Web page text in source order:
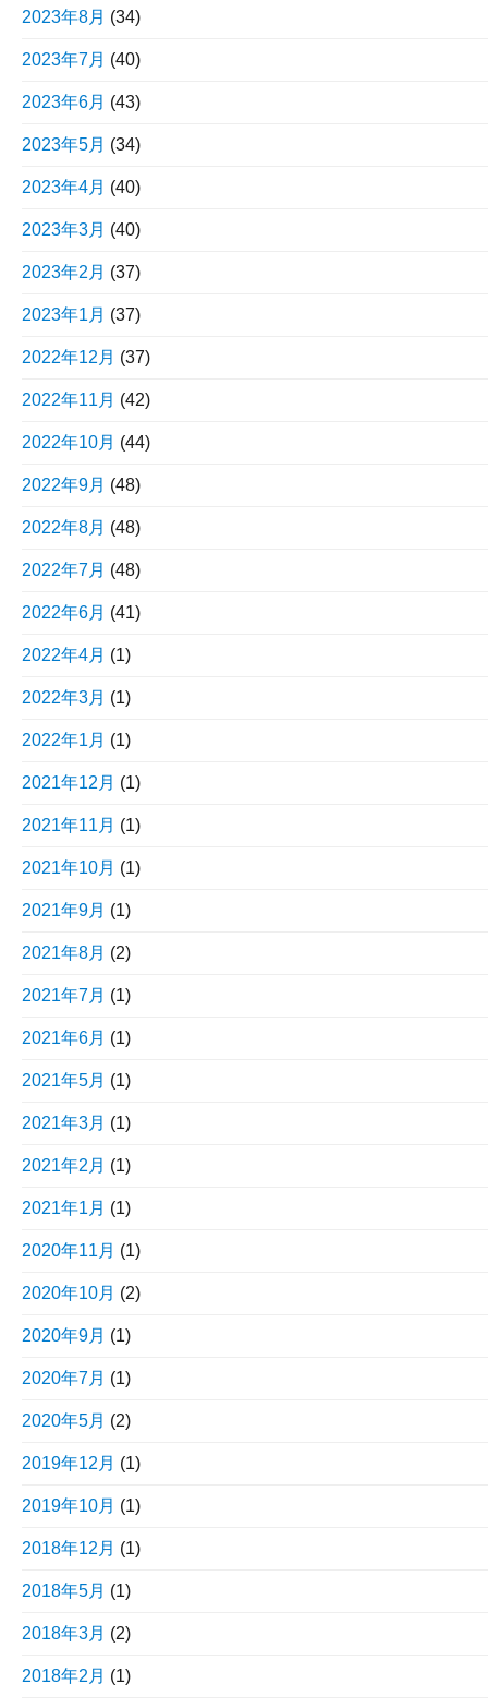
2023年8月 (34)
2023年7月 (40)
2023年6月 (43)
2023年5月 (34)
2023年4月 (40)
2023年3月 (40)
2023年2月 (37)
2023年1月 (37)
2022年12月 (37)
2022年11月 (42)
2022年10月 (44)
2022年9月 (48)
2022年8月 (48)
2022年7月 (48)
2022年6月 (41)
2022年4月 (1)
2022年3月 (1)
2022年1月 (1)
2021年12月 (1)
2021年11月 (1)
2021年10月 (1)
2021年9月 (1)
2021年8月 (2)
2021年7月 (1)
2021年6月 (1)
2021年5月 (1)
2021年3月 (1)
2021年2月 (1)
2021年1月 (1)
2020年11月 (1)
2020年10月 (2)
2020年9月 (1)
2020年7月 (1)
2020年5月 (2)
2019年12月 (1)
2019年10月 (1)
2018年12月 (1)
2018年5月 (1)
2018年3月 (2)
2018年2月 (1)